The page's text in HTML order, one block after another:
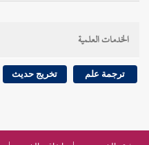
الخدمات العلمية
ترجمة علم تخريج حديث